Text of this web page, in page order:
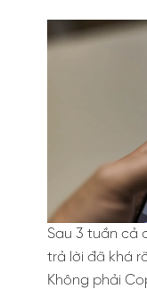
Sau 3 tuần cả
trả lời đã khá
Không phải